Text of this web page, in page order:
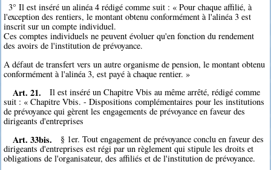
3° Il est inséré un alinéa 4 rédigé comme suit : « Pour chaque affilié, à
l'exception des rentiers, le montant obtenu conformément à l'alinéa 3 est
inscrit sur un compte individuel.
Ces comptes individuels ne peuvent évoluer qu'en fonction du rendement
des avoirs de l'institution de prévoyance.
A défaut de transfert vers un autre organisme de pension, le montant obtenu
conformément à l'alinéa 3, est payé à chaque rentier. »
Art. 21.
Il est inséré un Chapitre Vbis au même arrêté, rédigé comme
suit : « Chapitre Vbis. - Dispositions complémentaires pour les institutions
de prévoyance qui gèrent les engagements de prévoyance en faveur des
dirigeants d'entreprises
Art. 33bis.
§ 1er. Tout engagement de prévoyance conclu en faveur des
dirigeants d'entreprises est régi par un règlement qui stipule les droits et
obligations de l'organisateur, des affiliés et de l'institution de prévoyance.